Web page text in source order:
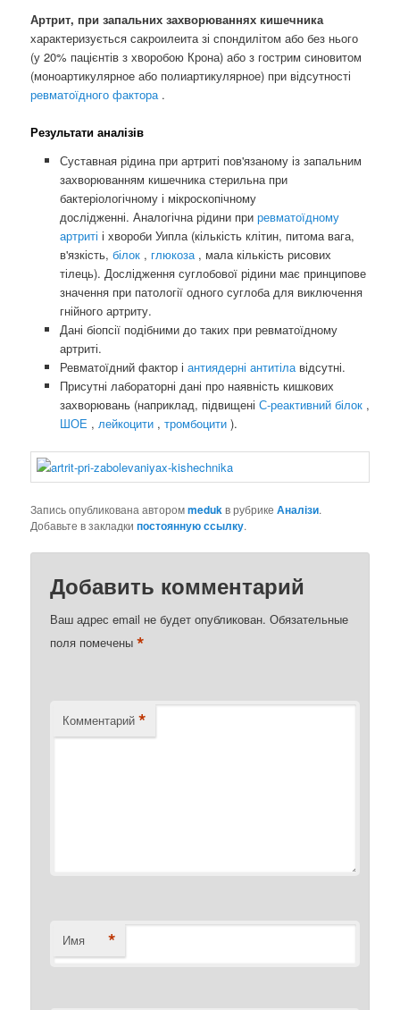
Артрит, при запальних захворюваннях кишечника
характеризується сакроилеита зі спондилітом або без нього
(у 20% пацієнтів з хворобою Крона) або з гострим синовитом
(моноартикулярное або полиартикулярное) при відсутності
ревматоїдного фактора .
Результати аналізів
Суставная рідина при артриті пов'язаному із запальним
захворюванням кишечника стерильна при
бактеріологічному і мікроскопічному
дослідженні. Аналогічна рідини при ревматоїдному
артриті і хвороби Уипла (кількість клітин, питома вага,
в'язкість, білок , глюкоза , мала кількість рисових
тілець). Дослідження суглобової рідини має принципове
значення при патології одного суглоба для виключення
гнійного артриту.
Дані біопсії подібними до таких при ревматоїдному
артриті.
Ревматоїдний фактор і антиядерні антитіла відсутні.
Присутні лабораторні дані про наявність кишкових
захворювань (наприклад, підвищені С-реактивний білок ,
ШОЕ , лейкоцити , тромбоцити ).
Запись опубликована авторомmedukв рубрикеАналізи.
Добавьте в закладкипостоянную ссылку.
Добавить комментарий
Ваш адрес email не будет опубликован. Обязательные
поля помечены*
Комментарий *
Имя *